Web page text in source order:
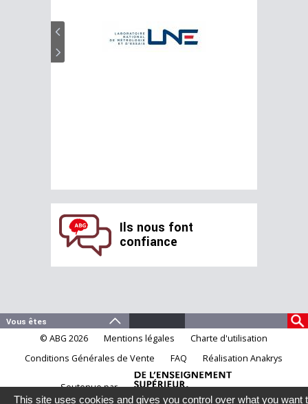
Ils nous font
confiance
© ABG 2026 Mentions légales
Charte d'utilisation
Conditions Générales de Vente
FAQ Réalisation Anakrys
Soutenue par
This site uses cookies and gives you control over what you want